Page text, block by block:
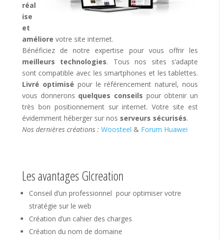
réal
ise
et
améliore votre site internet.
Bénéficiez de notre expertise pour vous offrir les
meilleurs technologies. Tous nos sites s’adapte
sont compatible avec les smartphones et les tablettes.
Livré optimisé pour le référencement naturel, nous
vous donnerons quelques conseils pour obtenir un
très bon positionnement sur internet. Votre site est
évidemment héberger sur nos serveurs sécurisés.
Nos dernières créations : Woosteel & Forum Huawei
Les avantages Glcreation
Conseil d’un professionnel pour optimiser votre
stratégie sur le web
Création d’un cahier des charges
Création du nom de domaine